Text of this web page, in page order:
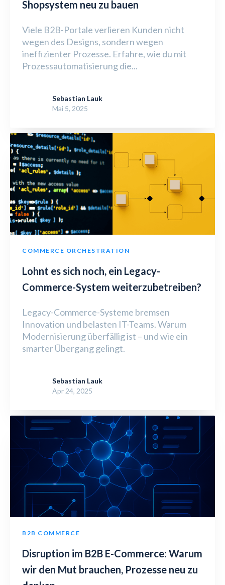
Shopsystem neu zu bauen
Viele B2B-Portale verlieren Kunden nicht
wegen des Designs, sondern wegen
ineffizienter Prozesse. Erfahre, wie du mit
Prozessautomatisierung die...
Sebastian Lauk
Mai 5, 2025
COMMERCE ORCHESTRATION
Lohnt es sich noch, ein Legacy-
Commerce-System weiterzubetreiben?
Legacy-Commerce-Systeme bremsen
Innovation und belasten IT-Teams. Warum
Modernisierung überfällig ist – und wie ein
smarter Übergang gelingt.
Sebastian Lauk
Apr 24, 2025
B2B COMMERCE
Disruption im B2B E-Commerce: Warum
wir den Mut brauchen, Prozesse neu zu